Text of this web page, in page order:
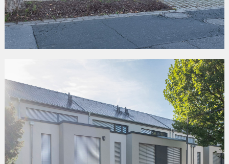
«HINTER DEM DORF»